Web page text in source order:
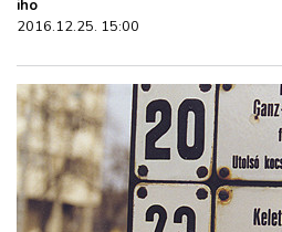
KÖZLEKEDÉSFEJLESZTÉS
ELLÁTÁSI LÁNC
iho
2016.12.25. 15:00